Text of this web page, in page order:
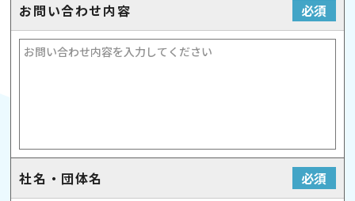
お問い合わせ内容 必須
社名・団体名 必須